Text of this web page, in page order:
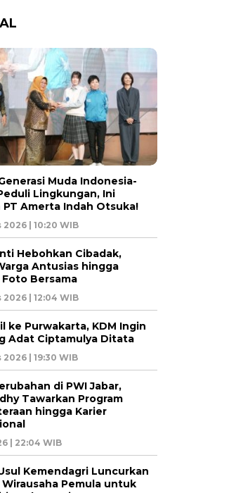
Muda Indonesia-
Lingkungan, Ini
PT Amerta Indah Otsuka!
| 10:20 WIB
Hebohkan Cibadak,
Antusias hingga
Bersama
| 12:04 WIB
ke Purwakarta, KDM Ingin
Adat Ciptamulya Ditata
| 19:30 WIB
di PWI Jabar,
Tawarkan Program
hingga Karier
| 22:04 WIB
Kemendagri Luncurkan
Wirausaha Pemula untuk